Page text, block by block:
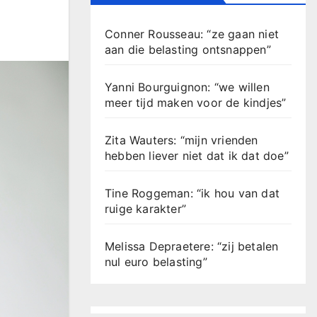
Conner Rousseau: “ze gaan niet
aan die belasting ontsnappen”
Yanni Bourguignon: “we willen
meer tijd maken voor de kindjes”
Zita Wauters: “mijn vrienden
hebben liever niet dat ik dat doe”
Tine Roggeman: “ik hou van dat
ruige karakter”
Melissa Depraetere: “zij betalen
nul euro belasting”